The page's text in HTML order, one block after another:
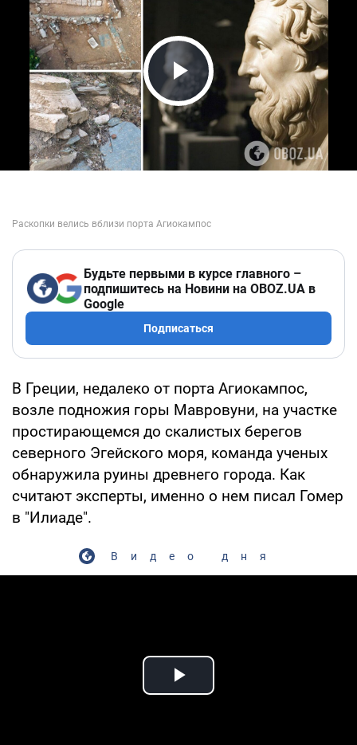
Play Video
Будьте первыми в курсе главного –
подпишитесь на Новини на OBOZ.UA в
Google
Подписаться
В Греции, недалеко от порта Агиокампос,
возле подножия горы Мавровуни, на участке
простирающемся до скалистых берегов
северного Эгейского моря, команда ученых
обнаружила руины древнего города. Как
считают эксперты, именно о нем писал Гомер
в "Илиаде".
Видео дня
Play Video